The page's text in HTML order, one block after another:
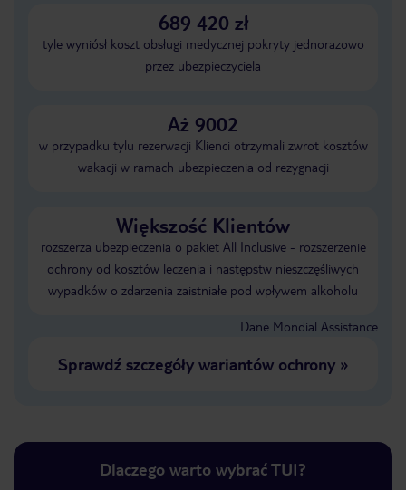
689 420 zł
tyle wyniósł koszt obsługi medycznej pokryty jednorazowo
przez ubezpieczyciela
Aż 9002
w przypadku tylu rezerwacji Klienci otrzymali zwrot kosztów
wakacji w ramach ubezpieczenia od rezygnacji
Większość Klientów
rozszerza ubezpieczenia o pakiet All Inclusive - rozszerzenie
ochrony od kosztów leczenia i następstw nieszczęśliwych
wypadków o zdarzenia zaistniałe pod wpływem alkoholu
Dane Mondial Assistance
Sprawdź szczegóły wariantów ochrony»
Dlaczego warto wybrać TUI?